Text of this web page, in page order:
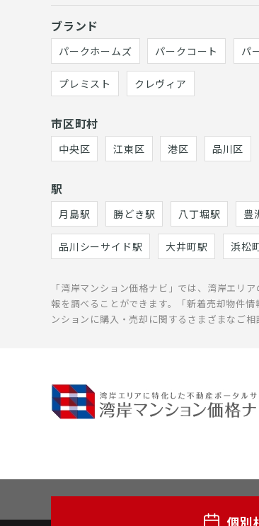
個別
ブランド
パークホームズ パークコート パ
プレミスト クレヴィア
市区町村
中央区 江東区 港区 品川区
駅
月島駅 勝どき駅 八丁堀駅 豊
品川シーサイド駅 大井町駅 浜松
「湾岸マンション価格ナビ」では、湾岸エリ
報を調べることができます。「新着売却物件
ンションに購入・売却に関するさまざまなご相